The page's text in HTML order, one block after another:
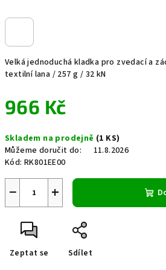
Velká jednoduchá kladka pro zvedací a
textilní lana / 257 g / 32 kN
966 Kč
cena:
Skladem na prodejně (1 KS)
Můžeme doručit do:
11.8.2026
Kód: RK801EE00
+
−
Zeptat se Sdílet